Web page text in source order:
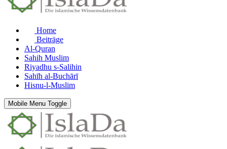
Home
Beiträge
Al-Quran
Sahih Muslim
Riyadhu s-Salihin
Sahīh al-Buchārī
Hisnu-l-Muslim
Mobile Menu Toggle